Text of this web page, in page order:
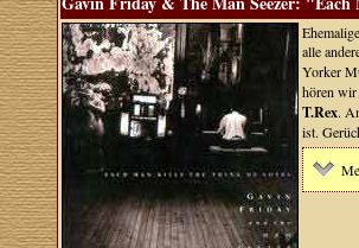
alle
Yorker
hören wir
T.Rex.
ist.